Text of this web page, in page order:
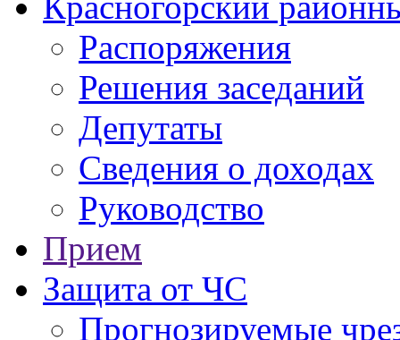
Распоряжения
Решения заседаний
Депутаты
Сведения о доходах
Руководство
Прием
Защита от ЧС
Прогнозируемые